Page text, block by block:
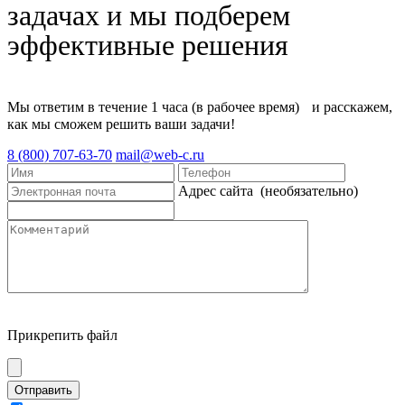
задачах и мы подберем
эффективные решения
Мы ответим в течение 1 часа (в рабочее время) и расскажем,
как мы сможем решить ваши задачи!
8 (800) 707-63-70 mail@web-c.ru
Адрес сайта (необязательно)
Прикрепить файл
Отправить